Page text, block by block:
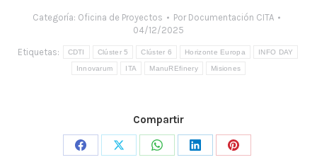
Categoría: Oficina de Proyectos Por Documentación CITA
04/12/2025
Etiquetas: CDTI Clúster 5 Clúster 6 Horizonte Europa INFO DAY
Innovarum ITA ManuREfinery Misiones
Compartir
Share
Share
Share
Share
Share